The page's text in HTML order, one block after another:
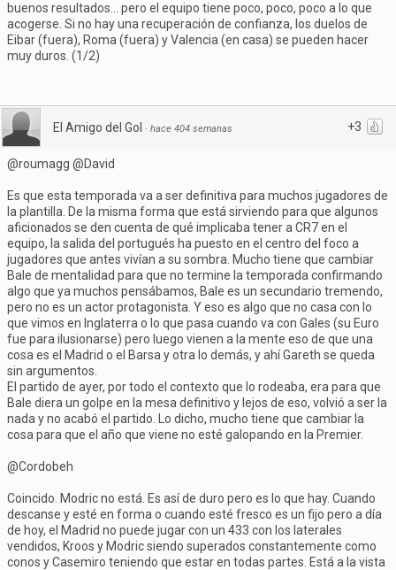
buenos resultados... pero el equipo tiene poco, poco, poco a lo que
acogerse. Si no hay una recuperación de confianza, los duelos de
Eibar (fuera), Roma (fuera) y Valencia (en casa) se pueden hacer
muy duros. (1/2)
+3
El Amigo del Gol · hace 404 semanas
@roumagg @David
Es que esta temporada va a ser definitiva para muchos jugadores de
la plantilla. De la misma forma que está sirviendo para que algunos
aficionados se den cuenta de qué implicaba tener a CR7 en el
equipo, la salida del portugués ha puesto en el centro del foco a
jugadores que antes vivían a su sombra. Mucho tiene que cambiar
Bale de mentalidad para que no termine la temporada confirmando
algo que ya muchos pensábamos, Bale es un secundario tremendo,
pero no es un actor protagonista. Y eso es algo que no casa con lo
que vimos en Inglaterra o lo que pasa cuando va con Gales (su Euro
fue para ilusionarse) pero luego vienen a la mente eso de que una
cosa es el Madrid o el Barsa y otra lo demás, y ahí Gareth se queda
sin argumentos.
El partido de ayer, por todo el contexto que lo rodeaba, era para que
Bale diera un golpe en la mesa definitivo y lejos de eso, volvió a ser la
nada y no acabó el partido. Lo dicho, mucho tiene que cambiar la
cosa para que el año que viene no esté galopando en la Premier.
@Cordobeh
Coincido. Modric no está. Es así de duro pero es lo que hay. Cuando
descanse y esté en forma o cuando esté fresco es un fijo pero a día
de hoy, el Madrid no puede jugar con un 433 con los laterales
vendidos, Kroos y Modric siendo superados constantemente como
conos y Casemiro teniendo que estar en todas partes. Está a la vista